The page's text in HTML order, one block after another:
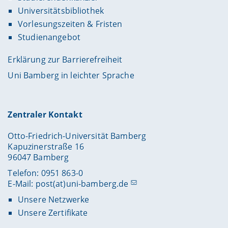
Universitätsbibliothek
Vorlesungszeiten & Fristen
Studienangebot
Erklärung zur Barrierefreiheit
Uni Bamberg in leichter Sprache
Zentraler Kontakt
Otto-Friedrich-Universität Bamberg
Kapuzinerstraße 16
96047 Bamberg
Telefon: 0951 863-0
E-Mail: post(at)uni-bamberg.de
Unsere Netzwerke
Unsere Zertifikate